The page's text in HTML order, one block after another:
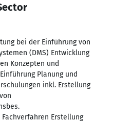
bei der Einführung von
(DMS) Entwicklung
Konzepten und
Planung und
inkl. Erstellung
Erstellung